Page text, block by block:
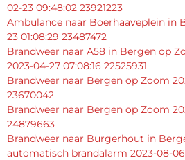
02-23 09:48:02 23921223
Ambulance naar Boerhaaveplein in
23 01:08:29 23487472
Brandweer naar A58 in Bergen op
2023-04-27 07:08:16 22525931
Brandweer naar Bergen op Zoom
23670042
Brandweer naar Bergen op Zoom
24879663
Brandweer naar Burgerhout in
automatisch brandalarm 2023-08-06